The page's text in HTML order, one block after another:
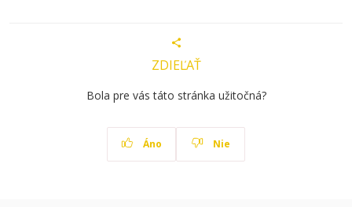
ZDIEĽAŤ
Bola pre vás táto stránka užitočná?
Áno Nie